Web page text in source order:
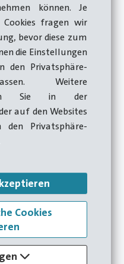
können. Je
Cookies fragen wir
bevor diese zum
die Einstellungen
den Privatsphäre-
Weitere
Sie in der
auf den Websites
Privatsphäre-
Cookies
Maschinen funktionen
Vor über 20 Jahren
servoelektrischen
HM 75 XL
dieser Technologie
den Umformprozess
einen mechanischen
synchronisiert.
in Millisekunden mit der
und folgen dieser mit
Einstellwerte und
Pressenhub von der
von den Antrieben
Dies eröffnet komplett